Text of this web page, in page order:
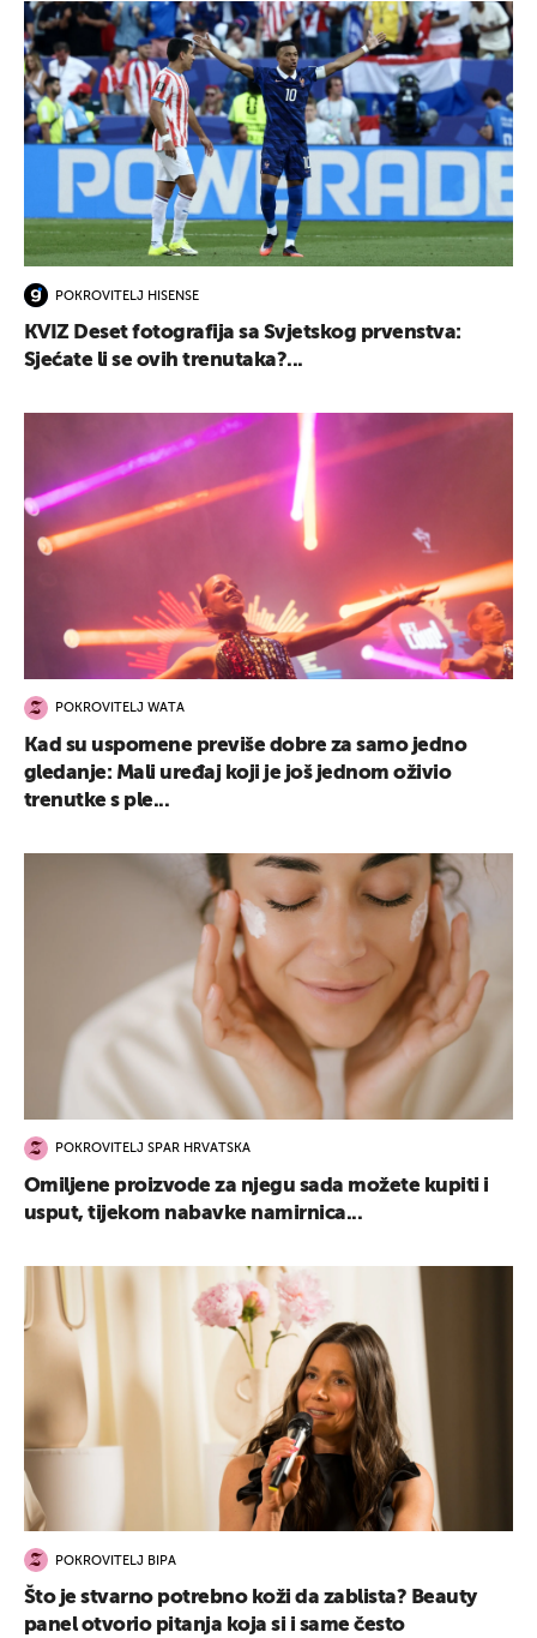
POKROVITELJ HISENSE
KVIZ Deset fotografija sa Svjetskog prvenstva:
Sjećate li se ovih trenutaka?...
POKROVITELJ WATA
Kad su uspomene previše dobre za samo jedno
gledanje: Mali uređaj koji je još jednom oživio
trenutke s ple...
POKROVITELJ SPAR HRVATSKA
Omiljene proizvode za njegu sada možete kupiti i
usput, tijekom nabavke namirnica...
POKROVITELJ BIPA
Što je stvarno potrebno koži da zablista? Beauty
panel otvorio pitanja koja si i same često